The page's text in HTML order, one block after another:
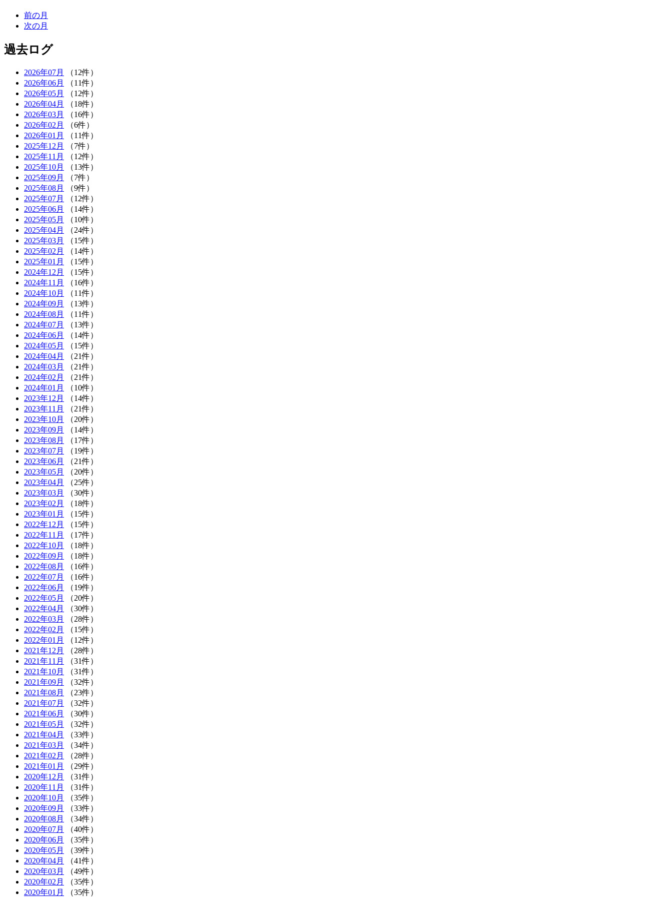
前の月
次の月
過去ログ
2026年07月
（12件）
2026年06月
（11件）
2026年05月
（12件）
2026年04月
（18件）
2026年03月
（16件）
2026年02月
（6件）
2026年01月
（11件）
2025年12月
（7件）
2025年11月
（12件）
2025年10月
（13件）
2025年09月
（7件）
2025年08月
（9件）
2025年07月
（12件）
2025年06月
（14件）
2025年05月
（10件）
2025年04月
（24件）
2025年03月
（15件）
2025年02月
（14件）
2025年01月
（15件）
2024年12月
（15件）
2024年11月
（16件）
2024年10月
（11件）
2024年09月
（13件）
2024年08月
（11件）
2024年07月
（13件）
2024年06月
（14件）
2024年05月
（15件）
2024年04月
（21件）
2024年03月
（21件）
2024年02月
（21件）
2024年01月
（10件）
2023年12月
（14件）
2023年11月
（21件）
2023年10月
（20件）
2023年09月
（14件）
2023年08月
（17件）
2023年07月
（19件）
2023年06月
（21件）
2023年05月
（20件）
2023年04月
（25件）
2023年03月
（30件）
2023年02月
（18件）
2023年01月
（15件）
2022年12月
（15件）
2022年11月
（17件）
2022年10月
（18件）
2022年09月
（18件）
2022年08月
（16件）
2022年07月
（16件）
2022年06月
（19件）
2022年05月
（20件）
2022年04月
（30件）
2022年03月
（28件）
2022年02月
（15件）
2022年01月
（12件）
2021年12月
（28件）
2021年11月
（31件）
2021年10月
（31件）
2021年09月
（32件）
2021年08月
（23件）
2021年07月
（32件）
2021年06月
（30件）
2021年05月
（32件）
2021年04月
（33件）
2021年03月
（34件）
2021年02月
（28件）
2021年01月
（29件）
2020年12月
（31件）
2020年11月
（31件）
2020年10月
（35件）
2020年09月
（33件）
2020年08月
（34件）
2020年07月
（40件）
2020年06月
（35件）
2020年05月
（39件）
2020年04月
（41件）
2020年03月
（49件）
2020年02月
（35件）
2020年01月
（35件）